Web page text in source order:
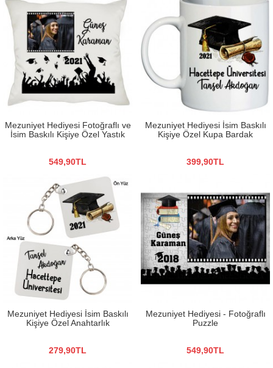
Mezuniyet Hediyesi Fotoğraflı ve
İsim Baskılı Kişiye Özel Yastık
549,90TL
Mezuniyet Hediyesi İsim Baskılı
Kişiye Özel Kupa Bardak
399,90TL
Mezuniyet Hediyesi İsim Baskılı
Kişiye Özel Anahtarlık
279,90TL
Mezuniyet Hediyesi - Fotoğraflı
Puzzle
549,90TL